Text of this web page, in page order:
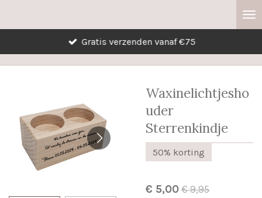
direct
Gratis verzenden vanaf €75
Waxinelichtjesho
uder
Sterrenkindje
50% korting
€ 5,00 € 9,95